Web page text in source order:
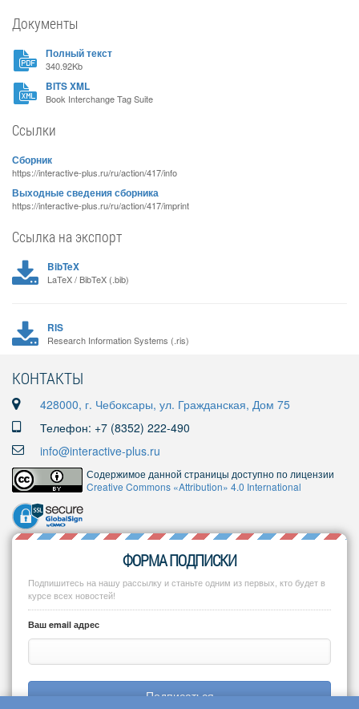
Документы
Полный текст
340.92Kb
BITS XML
Book Interchange Tag Suite
Ссылки
Сборник
https://interactive-plus.ru/ru/action/417/info
Выходные сведения сборника
https://interactive-plus.ru/ru/action/417/imprint
Ссылка на экспорт
BibTeX
LaTeX / BibTeX (.bib)
RIS
Research Information Systems (.ris)
КОНТАКТЫ
428000, г. Чебоксары, ул. Гражданская, Дом 75
Телефон: +7 (8352) 222-490
info@interactive-plus.ru
Содержимое данной страницы доступно по лицензии
Creative Commons «Attribution» 4.0 International
ФОРМА ПОДПИСКИ
Подпишитесь на нашу рассылку и станьте одним из первых, кто будет в
курсе всех новостей!
Ваш email адрес
Подписаться